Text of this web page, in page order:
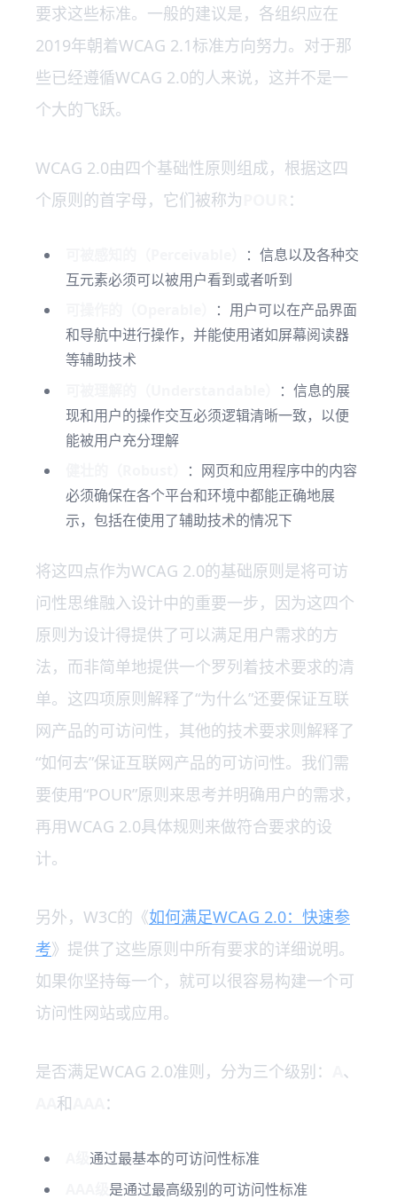
要求这些标准。一般的建议是，各组织应在
2019年朝着WCAG 2.1标准方向努力。对于那
些已经遵循WCAG 2.0的人来说，这并不是一
个大的飞跃。
WCAG 2.0由四个基础性原则组成，根据这四
个原则的首字母，它们被称为
：
：信息以及各种交
互元素必须可以被用户看到或者听到
：用户可以在产品界面
和导航中进行操作，并能使用诸如屏幕阅读器
等辅助技术
：信息的展
现和用户的操作交互必须逻辑清晰一致，以便
能被用户充分理解
：网页和应用程序中的内容
必须确保在各个平台和环境中都能正确地展
示，包括在使用了辅助技术的情况下
将这四点作为WCAG 2.0的基础原则是将可访
问性思维融入设计中的重要一步，因为这四个
原则为设计得提供了可以满足用户需求的方
法，而非简单地提供一个罗列着技术要求的清
单。这四项原则解释了“为什么”还要保证互联
网产品的可访问性，其他的技术要求则解释了
“如何去”保证互联网产品的可访问性。我们需
要使用“POUR”原则来思考并明确用户的需求，
再用WCAG 2.0具体规则来做符合要求的设
计。
另外，W3C的《如何满足WCAG 2.0：快速参
考》提供了这些原则中所有要求的详细说明。
如果你坚持每一个，就可以很容易构建一个可
访问性网站或应用。
是否满足WCAG 2.0准则，分为三个级别：
、
和 ：
通过最基本的可访问性标准
是通过最高级别的可访问性标准